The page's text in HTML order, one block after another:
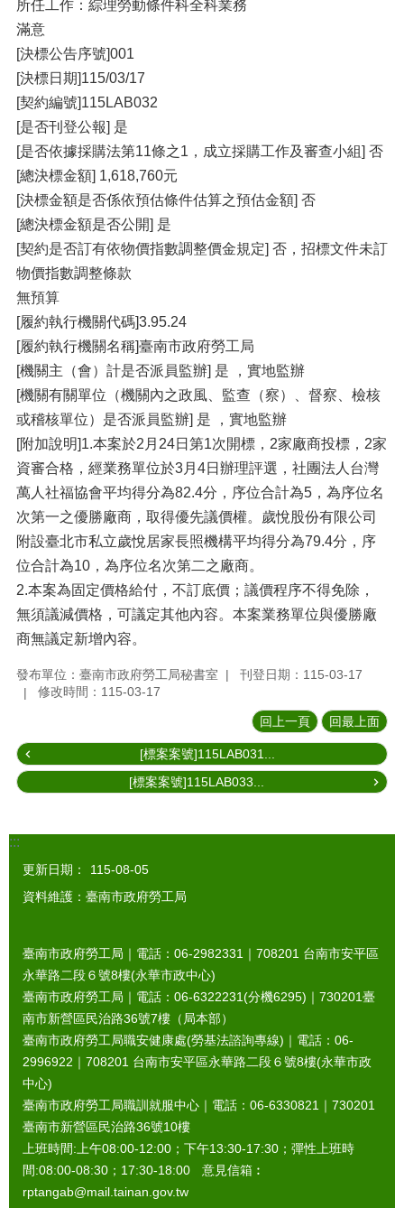
所任工作：綜理勞動條件科全科業務
滿意
[決標公告序號]001
[決標日期]115/03/17
[契約編號]115LAB032
[是否刊登公報] 是
[是否依據採購法第11條之1，成立採購工作及審查小組] 否
[總決標金額] 1,618,760元
[決標金額是否係依預估條件估算之預估金額] 否
[總決標金額是否公開] 是
[契約是否訂有依物價指數調整價金規定] 否，招標文件未訂
物價指數調整條款
無預算
[履約執行機關代碼]3.95.24
[履約執行機關名稱]臺南市政府勞工局
[機關主（會）計是否派員監辦] 是 ，實地監辦
[機關有關單位（機關內之政風、監查（察）、督察、檢核
或稽核單位）是否派員監辦] 是 ，實地監辦
[附加說明]1.本案於2月24日第1次開標，2家廠商投標，2家
資審合格，經業務單位於3月4日辦理評選，社團法人台灣
萬人社福協會平均得分為82.4分，序位合計為5，為序位名
次第一之優勝廠商，取得優先議價權。歲悅股份有限公司
附設臺北市私立歲悅居家長照機構平均得分為79.4分，序
位合計為10，為序位名次第二之廠商。
2.本案為固定價格給付，不訂底價；議價程序不得免除，
無須議減價格，可議定其他內容。本案業務單位與優勝廠
商無議定新增內容。
發布單位：臺南市政府勞工局秘書室
刊登日期：115-03-17
修改時間：115-03-17
回上一頁 回最上面
[標案案號]115LAB031...
[標案案號]115LAB033...
:::
更新日期：
115-08-05
資料維護：臺南市政府勞工局
臺南市政府勞工局｜電話：06-2982331｜ 708201 台南市安平區
永華路二段６號8樓(永華市政中心)
臺南市政府勞工局｜電話：06-6322231(分機6295)｜ 730201臺
南市新營區民治路36號7樓（局本部）
臺南市政府勞工局職安健康處(勞基法諮詢專線)｜電話：06-
2996922｜ 708201 台南市安平區永華路二段６號8樓(永華市政
中心)
臺南市政府勞工局職訓就服中心｜電話：06-6330821｜ 730201
臺南市新營區民治路36號10樓
上班時間:上午08:00-12:00；下午13:30-17:30；彈性上班時
間:08:00-08:30；17:30-18:00 意見信箱︰
rptangab@mail.tainan.gov.tw